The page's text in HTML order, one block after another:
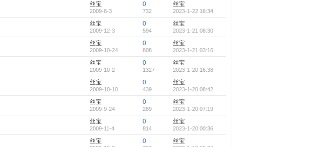
丝宝
2009-8-3
0
732
丝宝
2023-1-22 16:34
丝宝
2009-12-3
0
594
丝宝
2023-1-21 08:30
丝宝
2009-10-24
0
808
丝宝
2023-1-21 03:16
丝宝
2009-10-2
0
1327
丝宝
2023-1-20 16:38
丝宝
2009-10-10
0
439
丝宝
2023-1-20 08:42
丝宝
2009-9-24
0
289
丝宝
2023-1-20 07:19
丝宝
2009-11-4
0
814
丝宝
2023-1-20 00:36
丝宝 0 丝宝